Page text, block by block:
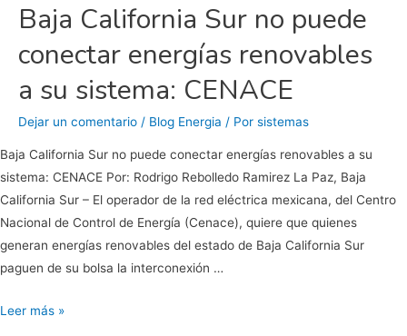
Baja California Sur no puede
conectar energías renovables
a su sistema: CENACE
Dejar un comentario / Blog Energia / Por sistemas
Baja California Sur no puede conectar energías renovables a su
sistema: CENACE Por: Rodrigo Rebolledo Ramirez La Paz, Baja
California Sur – El operador de la red eléctrica mexicana, del Centro
Nacional de Control de Energía (Cenace), quiere que quienes
generan energías renovables del estado de Baja California Sur
paguen de su bolsa la interconexión …
Baja
Leer más »